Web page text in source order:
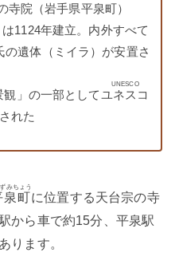
寺院（岩手県平泉町）
は1124年建立。内外すべて
遺体（ミイラ）が安置さ
」の一部として ユネスコ
UNESCO
れた
泉町
みちょう
に位置する天台宗の寺
から車で約15分、平泉駅
ります。